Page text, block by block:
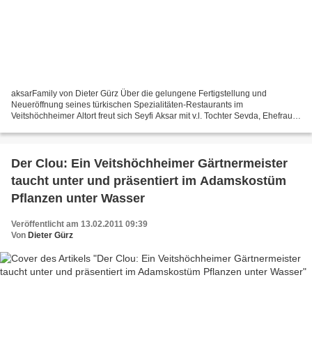
aksarFamily von Dieter Gürz Über die gelungene Fertigstellung und
Neueröffnung seines türkischen Spezialitäten-Restaurants im
Veitshöchheimer Altort freut sich Seyfi Aksar mit v.l. Tochter Sevda, Ehefrau
Der Clou: Ein Veitshöchheimer Gärtnermeister
taucht unter und präsentiert im Adamskostüm
Pflanzen unter Wasser
Veröffentlicht am 13.02.2011 09:39
Von Dieter Gürz